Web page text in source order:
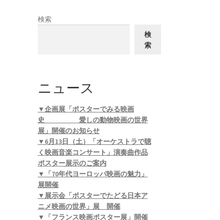
検索
検
索
ニュース
▼企画展「ポスターでみる映画
史 愛しの動物映画の世界
展」開催のお知らせ
▼6月13日（土）「オーケストラで聴
く映画音楽コンサート」演奏曲作品
ポスター展示のご案内
▼「70年代ヨーロッパ映画の魅力」
展開催
▼展示会「ポスターでたどる日本ア
ニメ映画の世界」展 開催
▼「フランス映画ポスター展」開催